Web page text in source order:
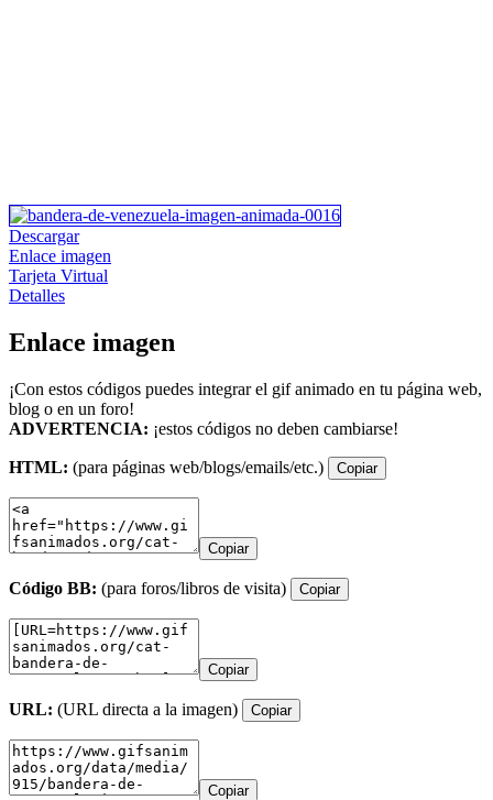
Descargar
Enlace imagen
Tarjeta Virtual
Detalles
Enlace imagen
¡Con estos códigos puedes integrar el gif animado en tu página web,
blog o en un foro!
ADVERTENCIA: ¡estos códigos no deben cambiarse!
HTML: (para páginas web/blogs/emails/etc.) Copiar
Copiar
Código BB: (para foros/libros de visita) Copiar
Copiar
URL: (URL directa a la imagen) Copiar
Copiar